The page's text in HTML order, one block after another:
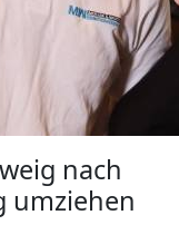
nach
umziehen